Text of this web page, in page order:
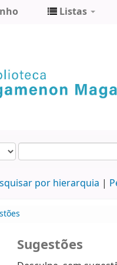
Listas
por hierarquia
Sugestões